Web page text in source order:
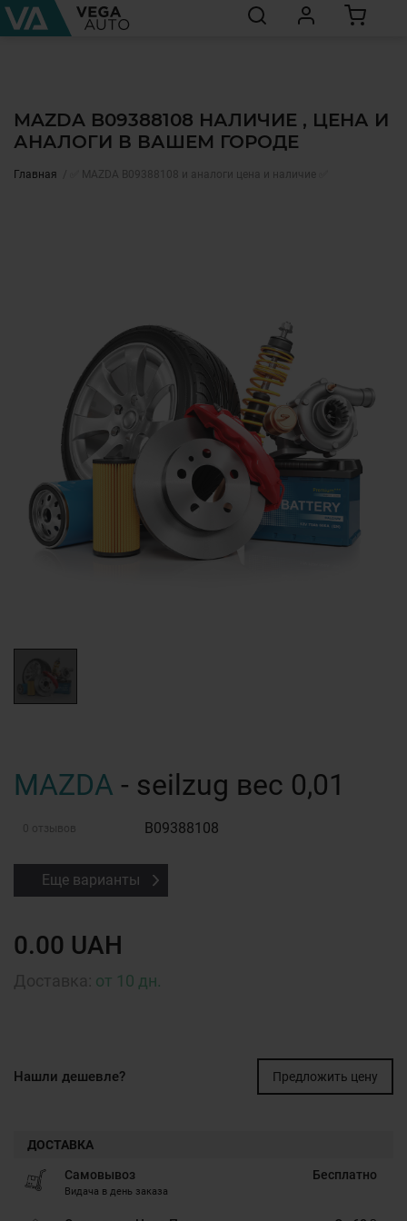
MAZDA B09388108 НАЛИЧИЕ , ЦЕНА И
АНАЛОГИ В ВАШЕМ ГОРОДЕ
Главная ✅ MAZDA B09388108 и аналоги цена и наличие ✅
MAZDA - seilzug вес 0,01
0 отзывов B09388108
Еще варианты
0.00 UAH
от 10 дн.
Нашли дешевле? Предложить цену
ДОСТАВКА
Самовывоз
Видача в день заказа
Бесплатно